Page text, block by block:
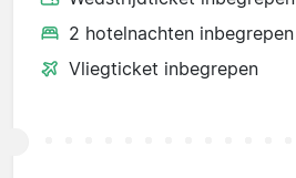
2 hotelnachten inbegrepen
Vliegticket inbegrepen